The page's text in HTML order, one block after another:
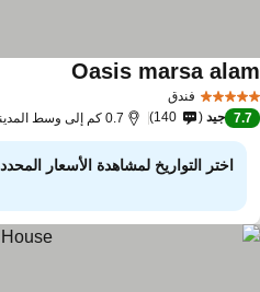
فندق
Oasis marsa
7.7 جيد 140 0.7 كم إلى وسط المدينة
اختر التواريخ لمشاهدة الأسعار المحددة